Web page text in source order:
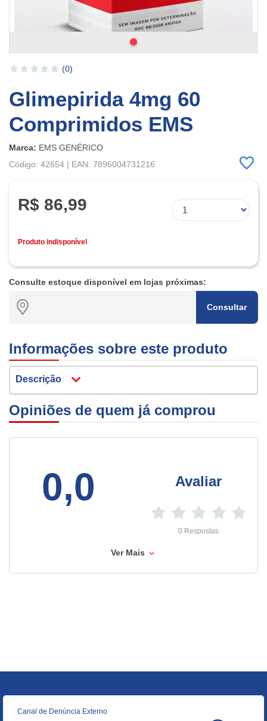
(0)
Glimepirida 4mg 60
Comprimidos EMS
Marca: EMS GENÉRICO
Código: 42654 | EAN: 7896004731216
R$ 86,99
Produto indisponível
Consulte estoque disponível em lojas próximas:
Consultar
Informações sobre este produto
Descrição
Opiniões de quem já comprou
0,0 Avaliar
0 Respostas
Ver Mais
Canal de Denúncia Externo